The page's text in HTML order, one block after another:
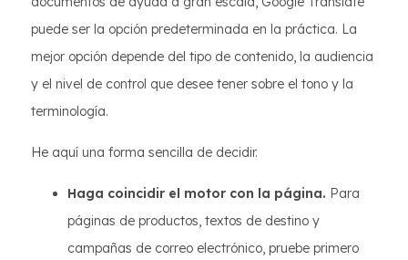
puede ser la opción predeterminada en la práctica. La
mejor opción depende del tipo de contenido, la audiencia
y el nivel de control que desee tener sobre el tono y la
terminología.
He aquí una forma sencilla de decidir.
Haga coincidir el motor con la página. Para
páginas de productos, textos de destino y
campañas de correo electrónico, pruebe primero